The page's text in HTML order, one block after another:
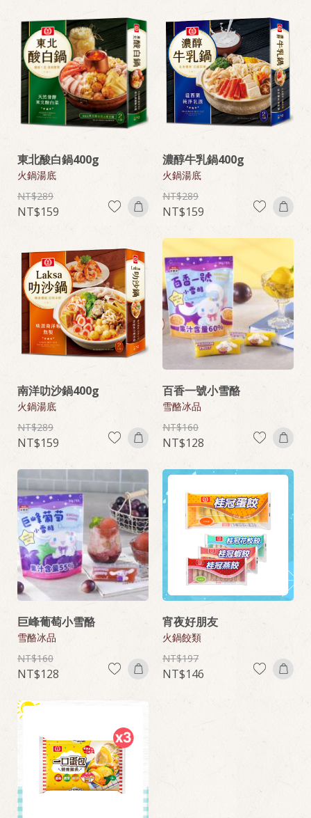
東北酸白鍋400g
火鍋湯底
289
159
濃醇牛乳鍋400g
火鍋湯底
289
159
南洋叻沙鍋400g
火鍋湯底
289
159
百香一號小雪酪
雪酪冰品
160
128
巨峰葡萄小雪酪
雪酪冰品
160
128
宵夜好朋友
火鍋餃類
197
146